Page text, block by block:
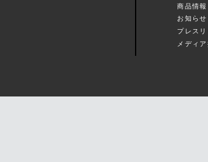
商品情報
お知らせ
プレス
メディ